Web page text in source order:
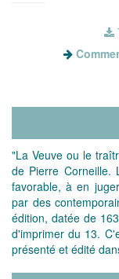
"La Veuve ou le
de Pierre Corneille.
favorable, à en
par des
édition, datée de
d'imprimer du 13.
présenté et édité